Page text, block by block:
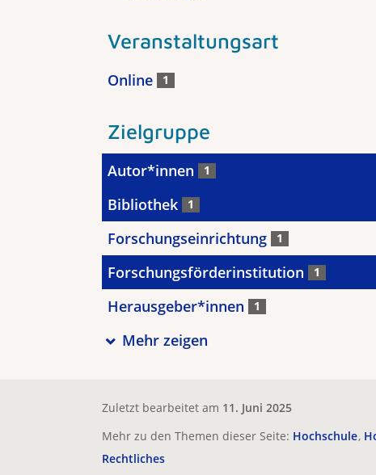
Veranstaltungsart
Online 1
Zielgruppe
Autor*innen 1
Bibliothek 1
Forschungseinrichtung 1
Forschungsförderinstitution 1
Herausgeber*innen 1
Mehr zeigen
Zuletzt bearbeitet am 11. Juni 2025
Mehr zu den Themen dieser Seite: Hochschule
Rechtliches